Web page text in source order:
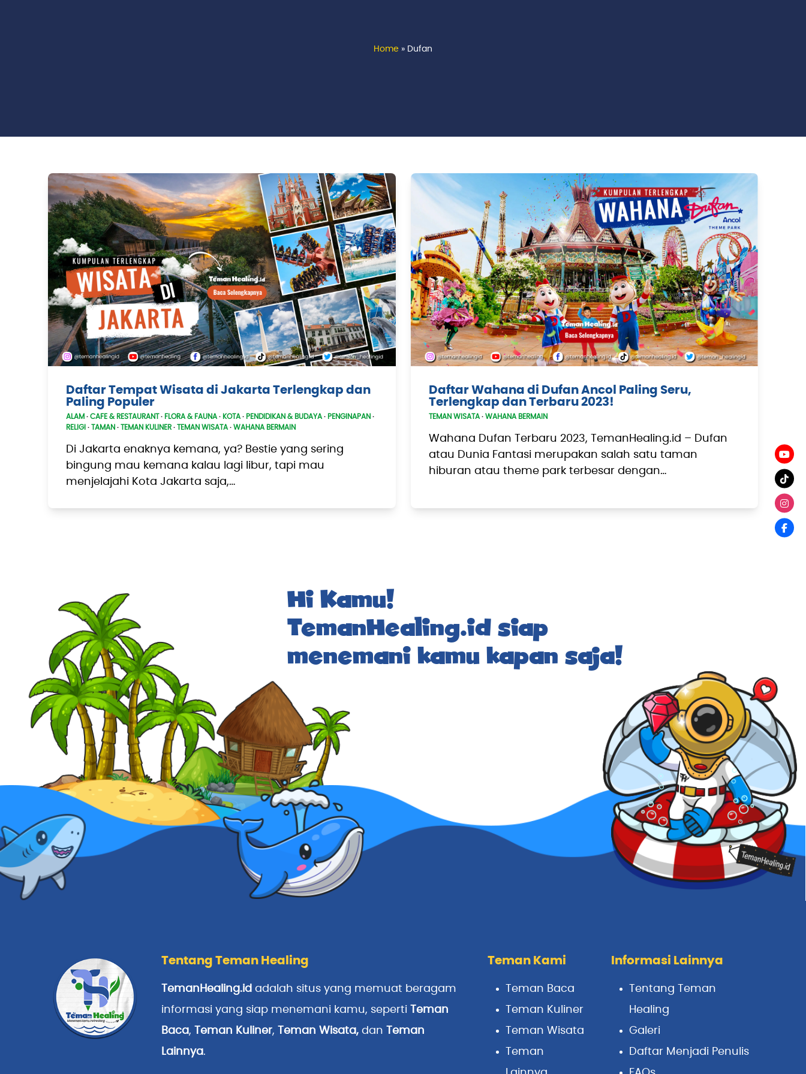
Home » Dufan
Daftar Tempat Wisata di Jakarta Terlengkap dan
Paling Populer
ALAM · CAFE & RESTAURANT· FLORA & FAUNA· KOTA· PENDIDIKAN & BUDAYA· PENGINAPAN ·
RELIGI · TAMAN · TEMAN KULINER· TEMAN WISATA· WAHANA BERMAIN
Di Jakarta enaknya kemana, ya? Bestie yang sering
bingung mau kemana kalau lagi libur, tapi mau
menjelajahi Kota Jakarta saja,…
Daftar Wahana di Dufan Ancol Paling Seru,
Terlengkap dan Terbaru 2023!
TEMAN WISATA· WAHANA BERMAIN
Wahana Dufan Terbaru 2023, TemanHealing.id – Dufan
atau Dunia Fantasi merupakan salah satu taman
hiburan atau theme park terbesar dengan…
Hi Kamu!
TemanHealing.id siap
menemani kamu kapan saja!
Tentang Teman Healing
TemanHealing.id adalah situs yang memuat beragam
informasi yang siap menemani kamu, seperti
Teman
Baca, Teman Kuliner, Teman Wisata,dan
Teman
Lainnya.
Teman Kami
Teman Baca
Teman Kuliner
Teman Wisata
Teman
Informasi Lainnya
Tentang Teman
Healing
Galeri
Daftar Menjadi Penulis